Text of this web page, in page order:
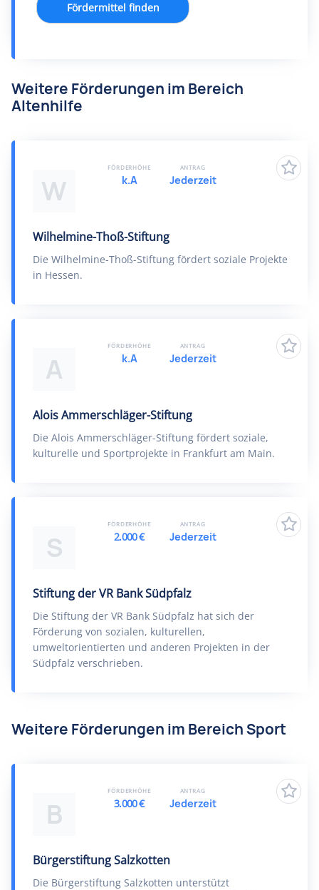
Fördermittel finden
Weitere Förderungen im Bereich
Altenhilfe
W
Wilhelmine-Thoß-Stiftung
Die Wilhelmine-Thoß-Stiftung fördert soziale Projekte
in Hessen.
FÖRDERHÖHE
k.A
ANTRAG
Jederzeit
A
Alois Ammerschläger-Stiftung
Die Alois Ammerschläger-Stiftung fördert soziale,
kulturelle und Sportprojekte in Frankfurt am Main.
FÖRDERHÖHE
k.A
ANTRAG
Jederzeit
S
Stiftung der VR Bank Südpfalz
Die Stiftung der VR Bank Südpfalz hat sich der
Förderung von sozialen, kulturellen,
umweltorientierten und anderen Projekten in der
Südpfalz verschrieben.
FÖRDERHÖHE
2.000 €
ANTRAG
Jederzeit
Weitere Förderungen im Bereich Sport
B
Bürgerstiftung Salzkotten
Die Bürgerstiftung Salzkotten unterstützt
FÖRDERHÖHE
3.000 €
ANTRAG
Jederzeit